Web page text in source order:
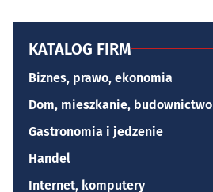
KATALOG FIRM
Biznes, prawo, ekonomia
Dom, mieszkanie, budownictwo
Gastronomia i jedzenie
Handel
Internet, komputery